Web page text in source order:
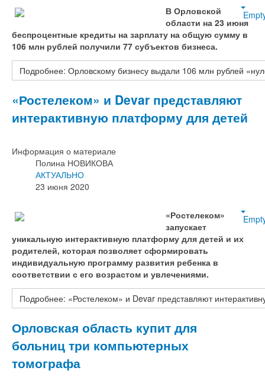
В Орловской
области на 23 июня
беспроцентные кредиты на зарплату на общую сумму в
106 млн рублей получили 77 субъектов бизнеса.
Подробнее: Орловскому бизнесу выдали 106 млн рублей
«Ростелеком» и Devar представляют
интерактивную платформу для детей
Информация о материале
Полина НОВИКОВА
АКТУАЛЬНО
23 июня 2020
«Ростелеком»
запускает
уникальную интерактивную платформу для детей и их
родителей, которая позволяет сформировать
индивидуальную программу развития ребенка в
соответствии с его возрастом и увлечениями.
Подробнее: «Ростелеком» и Devar представляют
Орловская область купит для
больниц три компьютерных
томографа